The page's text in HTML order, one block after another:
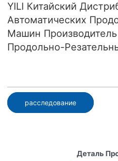
YILI Китайский
Автоматических
Машин
Продольно-
расследование
Деталь